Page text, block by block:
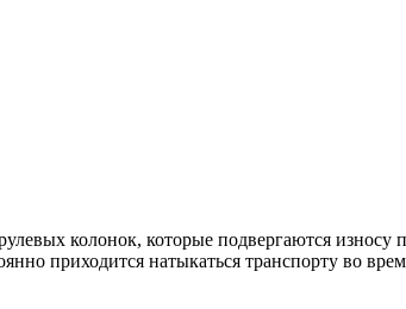
колонок, которые подвергаются износу
приходится натыкаться транспорту во